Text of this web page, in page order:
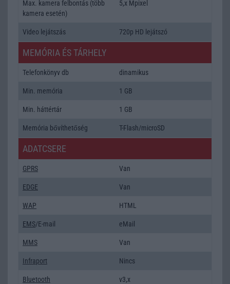
Max. kamera felbontás (több
kamera esetén)
5,x Mpixel
Video lejátszás 720p HD lejátszó
MEMÓRIA ÉS TÁRHELY
Telefonkönyv db dinamikus
Min. memória 1 GB
Min. háttértár 1 GB
Memória bővíthetőség T-Flash/microSD
ADATCSERE
GPRS Van
EDGE Van
WAP HTML
EMS/E-mail eMail
MMS Van
Infraport Nincs
Bluetooth v3,x